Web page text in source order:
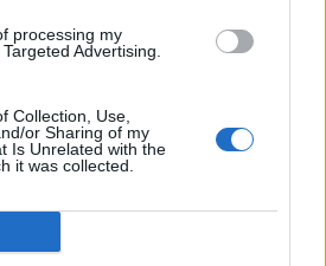
processing my
Advertising.
Collection, Use,
or Sharing of my
Is Unrelated with the
it was collected.
ΕΡΓΑΛΕΙΑ
ΟΡΟΙ ΧΡΗΣΗΣ